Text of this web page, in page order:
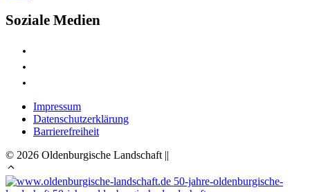
Soziale Medien
Impressum
Datenschutzerklärung
Barrierefreiheit
© 2026 Oldenburgische Landschaft ||